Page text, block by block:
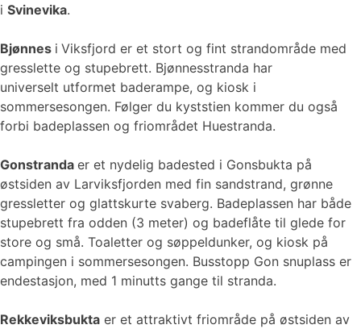
i Svinevika.
Bjønnes i Viksfjord er et stort og fint strandområde med
gresslette og stupebrett. Bjønnesstranda har
universelt utformet baderampe, og kiosk i
sommersesongen. Følger du kyststien kommer du også
forbi badeplassen og friområdet Huestranda.
Gonstranda er et nydelig badested i Gonsbukta på
østsiden av Larviksfjorden med fin sandstrand, grønne
gressletter og glattskurte svaberg. Badeplassen har både
stupebrett fra odden (3 meter) og badeflåte til glede for
store og små. Toaletter og søppeldunker, og kiosk på
campingen i sommersesongen. Busstopp Gon snuplass er
endestasjon, med 1 minutts gange til stranda.
Rekkeviksbukta er et attraktivt friområde på østsiden av